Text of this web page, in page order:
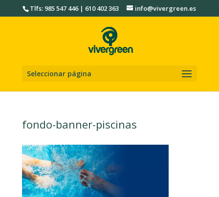
Tlfs: 985 547 446 | 610 402 363 info@vivergreen.es
Seleccionar página
fondo-banner-piscinas